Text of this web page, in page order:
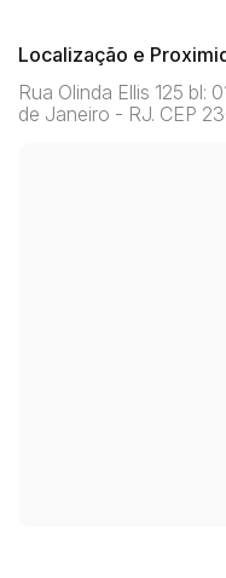
Localização e
Rua Olinda Ellis 125 bl:
de Janeiro - RJ. CEP